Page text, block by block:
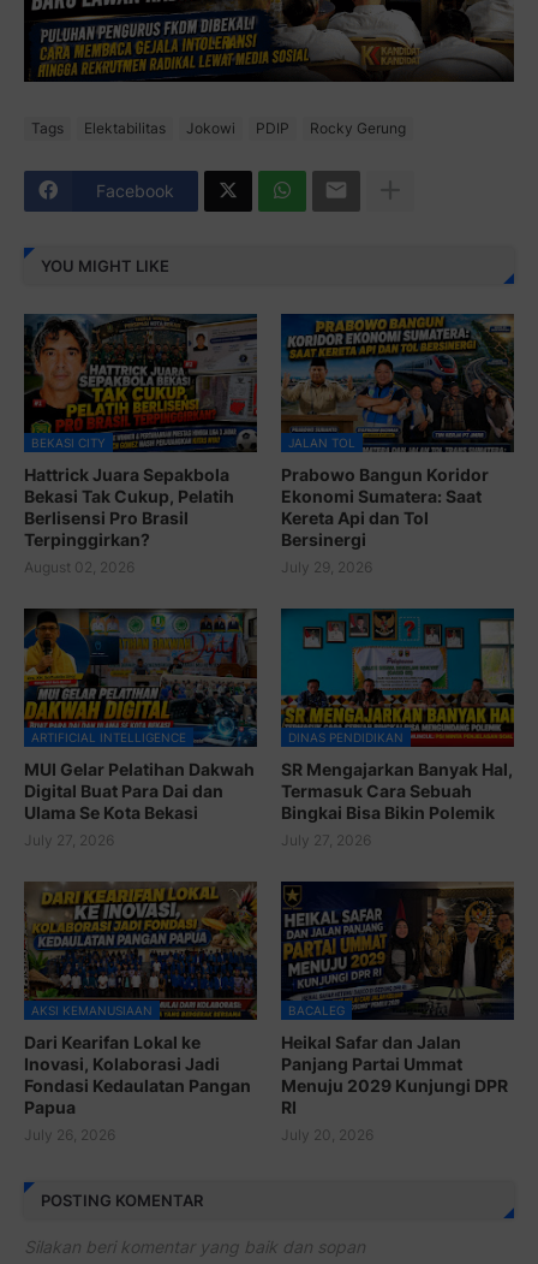
Tags Elektabilitas Jokowi PDIP Rocky Gerung
Facebook
YOU MIGHT LIKE
BEKASI CITY
Hattrick Juara Sepakbola
Bekasi Tak Cukup, Pelatih
Berlisensi Pro Brasil
Terpinggirkan?
August 02, 2026
JALAN TOL
Prabowo Bangun Koridor
Ekonomi Sumatera: Saat
Kereta Api dan Tol
Bersinergi
July 29, 2026
ARTIFICIAL INTELLIGENCE
MUI Gelar Pelatihan Dakwah
Digital Buat Para Dai dan
Ulama Se Kota Bekasi
July 27, 2026
DINAS PENDIDIKAN
SR Mengajarkan Banyak Hal,
Termasuk Cara Sebuah
Bingkai Bisa Bikin Polemik
July 27, 2026
AKSI KEMANUSIAAN
Dari Kearifan Lokal ke
Inovasi, Kolaborasi Jadi
Fondasi Kedaulatan Pangan
Papua
July 26, 2026
BACALEG
Heikal Safar dan Jalan
Panjang Partai Ummat
Menuju 2029 Kunjungi DPR
RI
July 20, 2026
POSTING KOMENTAR
Silakan beri komentar yang baik dan sopan